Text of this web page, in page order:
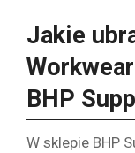
Jakie
BHP
W sklepie BHP